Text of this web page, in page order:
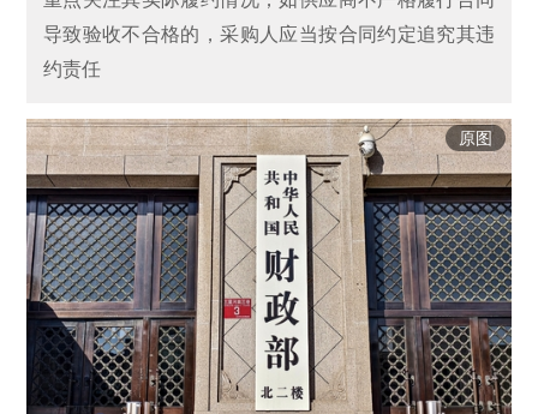
导致验收不合格的，采购人应当按合同约定追究其违
约责任
原图